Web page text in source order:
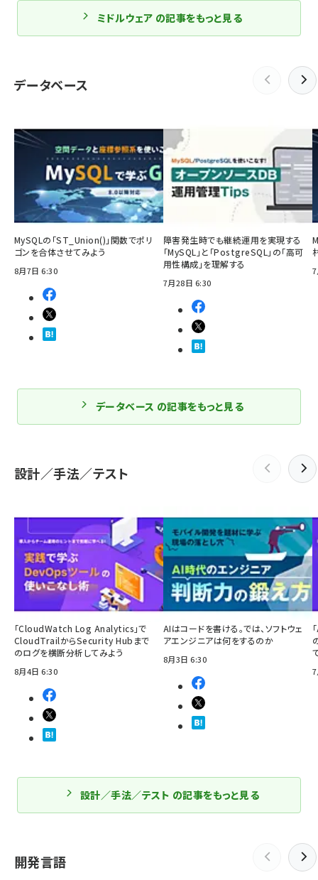
ミドルウェア の記事をもっと見る
データベース
MySQLの「ST_Union()」関数でポリ
ゴンを合体させてみよう
8月7日 6:30
障害発生時でも継続運用を実現する
「MySQL」と「PostgreSQL」の「高可
用性構成」を理解する
7月28日 6:30
データベース の記事をもっと見る
設計／手法／テスト
「CloudWatch Log Analytics」で
CloudTrailからSecurity Hubまで
のログを横断分析してみよう
8月4日 6:30
AIはコードを書ける。では、ソフトウェ
アエンジニアは何をするのか
8月3日 6:30
設計／手法／テスト の記事をもっと見る
開発言語